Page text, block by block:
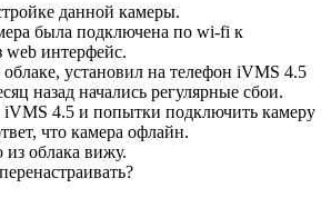
данной камеры.
была подключена по wi-fi к
web интерфейс.
облаке, установил на телефон iVMS 4.5
назад начались регулярные сбои.
4.5 и попытки подключить камеру
что камера офлайн.
облака вижу.